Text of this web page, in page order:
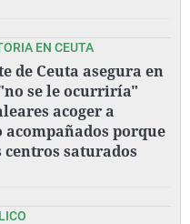
EN CEUTA
de Ceuta asegura en
se le ocurriría"
acoger a
acompañados porque
centros saturados